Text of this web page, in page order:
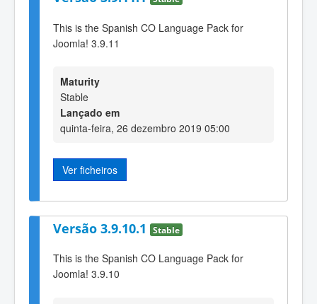
This is the Spanish CO Language Pack for
Joomla! 3.9.11
Maturity
Stable
Lançado em
quinta-feira, 26 dezembro 2019 05:00
Ver ficheiros
Versão 3.9.10.1 Stable
This is the Spanish CO Language Pack for
Joomla! 3.9.10